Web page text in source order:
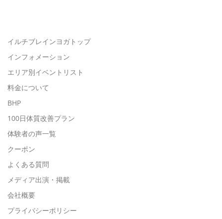
イルチブレインヨガトップ
インフォメーション
エリア別イベントリスト
料金について
BHP
100日体質改善プラン
体験者の声一覧
クーポン
よくある質問
メディア出演・掲載
会社概要
プライバシーポリシー